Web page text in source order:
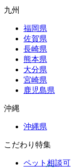
九州
福岡県
佐賀県
長崎県
熊本県
大分県
宮崎県
鹿児島県
沖縄
沖縄県
こだわり特集
ペット相談可